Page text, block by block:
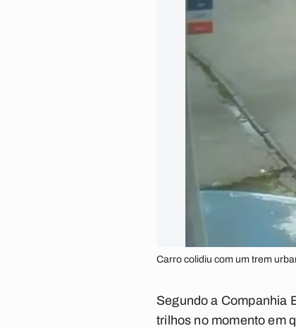
Carro colidiu com um trem
Segundo a Companhia
trilhos no momento em